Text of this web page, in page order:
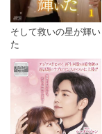
そして救いの星が輝い
た